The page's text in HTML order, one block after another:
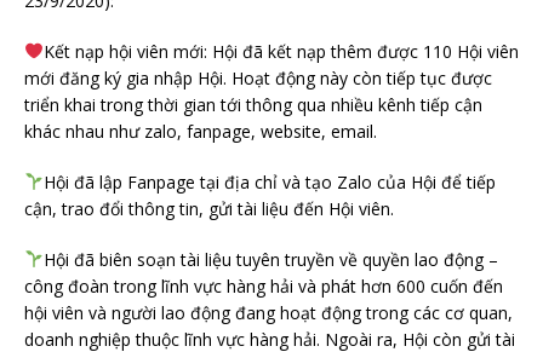
Kết nạp hội viên mới: Hội đã kết nạp thêm được 110 Hội viên
mới đăng ký gia nhập Hội. Hoạt động này còn tiếp tục được
triển khai trong thời gian tới thông qua nhiều kênh tiếp cận
khác nhau như zalo, fanpage, website, email.
Hội đã lập Fanpage tại địa chỉ và tạo Zalo của Hội để tiếp
cận, trao đổi thông tin, gửi tài liệu đến Hội viên.
Hội đã biên soạn tài liệu tuyên truyền về quyền lao động –
công đoàn trong lĩnh vực hàng hải và phát hơn 600 cuốn đến
hội viên và người lao động đang hoạt động trong các cơ quan,
doanh nghiệp thuộc lĩnh vực hàng hải. Ngoài ra, Hội còn gửi tài